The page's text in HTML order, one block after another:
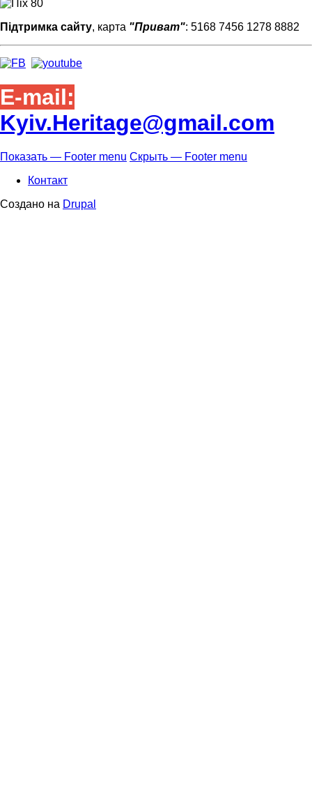
Підтримка сайту, карта "Приват": 5168 7456 1278 8882
E-mail:
Kyiv.Heritage@gmail.com
Footer
Показать — Footer menu Скрыть — Footer menu
Контакт
Создано на Drupal